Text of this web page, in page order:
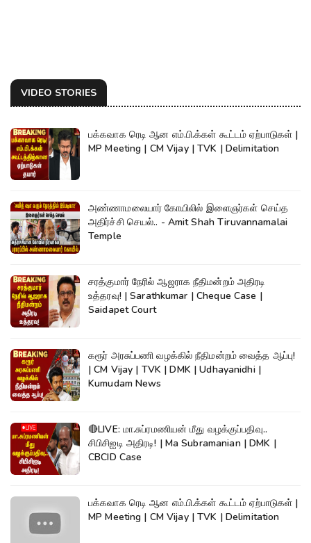
VIDEO STORIES
பக்கவாக ரெடி ஆன எம்.பி.க்கள் கூட்டம் ஏற்பாடுகள் |
MP Meeting | CM Vijay | TVK | Delimitation
அண்ணாமலையார் கோயிலில் இளைஞர்கள் செய்த
அதிர்ச்சி செயல்.. - Amit Shah Tiruvannamalai
Temple
சரத்குமார் நேரில் ஆஜராக நீதிமன்றம் அதிரடி
உத்தரவு! | Sarathkumar | Cheque Case |
Saidapet Court
கரூர் அரசுப்பணி வழக்கில் நீதிமன்றம் வைத்த ஆப்பு!
| CM Vijay | TVK | DMK | Udhayanidhi |
Kumudam News
🔴LIVE: மா.சுப்ரமணியன் மீது வழக்குப்பதிவு..
சிபிசிஐடி அதிரடி! | Ma Subramanian | DMK |
CBCID Case
பக்கவாக ரெடி ஆன எம்.பி.க்கள் கூட்டம் ஏற்பாடுகள் |
MP Meeting | CM Vijay | TVK | Delimitation